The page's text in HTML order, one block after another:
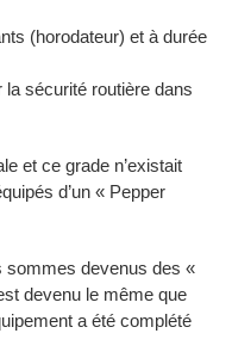
(horodateur) et à durée
sécurité routière dans
et ce grade n’existait
d’un « Pepper
sommes devenus des «
devenu le même que
a été complété